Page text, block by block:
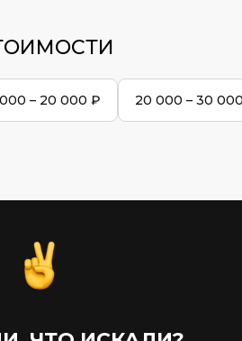
000 – 20 000 ₽ 20 000 – 30